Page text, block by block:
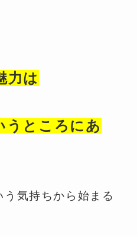
力は
うところにあ
気持ちから始まる